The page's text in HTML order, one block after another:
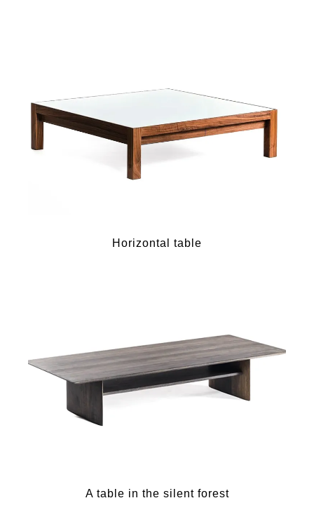
Horizontal table
A table in the silent forest